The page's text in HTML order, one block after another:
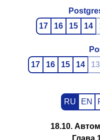
17
16 15 14
17
16 15 14 13
RU EN
18.10.
Глава